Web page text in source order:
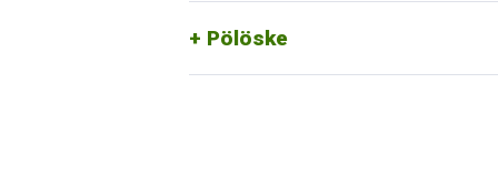
Pölöske